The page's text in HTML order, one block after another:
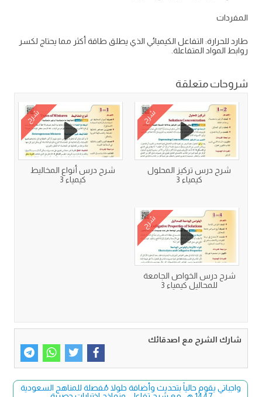
المفردات
طارد للحرارة: التفاعل الكيميائي الذي يطلق طاقة أكثر مما يحتاج لكسر
روابط المواد المتفاعلة.
شروحات متعلقة
شرح
شرح درس تركيز المحلول
كيمياء 3
شرح
شرح درس أنواع المخاليط
كيمياء 3
شرح
شرح درس الخواص الجامعة
للمحاليل كيمياء 3
شارك الشرح مع اصدقائك
واجباتي يقوم حالياً بتحديث وأضافة حلولا مُفصلة للمناهج السعودية